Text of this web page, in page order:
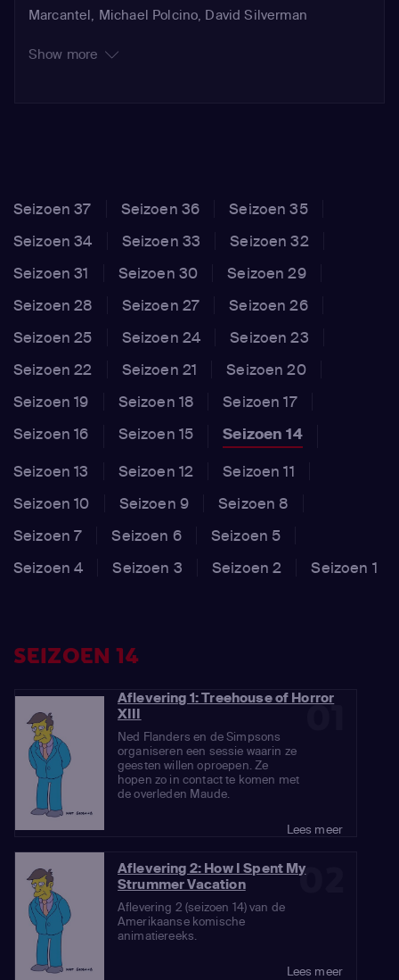
Wiggum / Crazy Old Man / George Wilson / Disco Stu
Captain McAllister / Luigi)
Simpson / Museum Janitor / Mayor Quimby /
Astronomer / Louie / Tram Conductor / Sideshow Mel
Simpson / Nelson Muntz / Kearney / Ralph Wiggum /
Maggie Simpson),Hank Azaria
(Wiseguy / Professor
Snitch / Alien),Dan Castellaneta(Homer Simpson /
Itchy / Hans Moleman / Mouse Paramedic / Worker /
Marcantel, Michael Polcino, David Silverman
Show more
Seizoen 37 Seizoen 36
Seizoen 35
Seizoen 34
Seizoen 33
Seizoen 32
Seizoen 31
Seizoen 30
Seizoen 29
Seizoen 28
Seizoen 27
Seizoen 26
Seizoen 25
Seizoen 24
Seizoen 23
Seizoen 22
Seizoen 21
Seizoen 20
Seizoen 19
Seizoen 18
Seizoen 17
Seizoen 16
Seizoen 15
Seizoen 14
Seizoen 13
Seizoen 12
Seizoen 11
Seizoen 10
Seizoen 9
Seizoen 8
Seizoen 7
Seizoen 6
Seizoen 5
Seizoen 4
Seizoen 3 Seizoen 2 Seizoen 1
SEIZOEN 14
01
Aflevering 1: Treehouse of Horror
XIII
Ned Flanders en de Simpsons
organiseren een sessie waarin ze
geesten willen oproepen. Ze
hopen zo in contact te komen met
de overleden Maude.
Lees meer
02
Aflevering 2: How I Spent My
Strummer Vacation
Aflevering 2 (seizoen 14) van de
Amerikaanse komische
animatiereeks.
Lees meer